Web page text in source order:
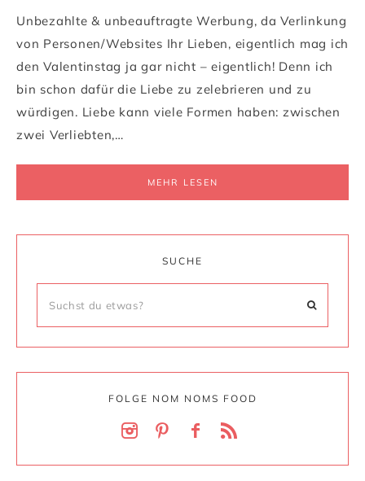
Unbezahlte & unbeauftragte Werbung, da Verlinkung
von Personen/Websites Ihr Lieben, eigentlich mag ich
den Valentinstag ja gar nicht – eigentlich! Denn ich
bin schon dafür die Liebe zu zelebrieren und zu
würdigen. Liebe kann viele Formen haben: zwischen
zwei Verliebten,…
MEHR LESEN
SUCHE
FOLGE NOM NOMS FOOD